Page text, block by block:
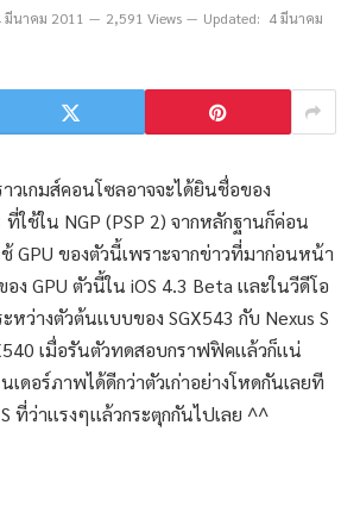
มีนาคม 2011 2,591 Views Updated: 4 มีนาคม
วเกมส์คอนโซลอาจจะได้ยินชื่อของ
ที่ใช้ใน NGP (PSP 2) จากหลักฐานก็ค่อน
ช้ GPU ของตัวนี้เพราะจากข่าวที่มาก่อนหน้า
ง GPU ตัวนี้ใน iOS 4.3 Beta เเละในวีดีโอ
หว่างตัวต้นเเบบของ SGX543 กับ Nexus S
เมื่อรันตัวทดสอบกราฟฟิคเเล้วก็เเน่
ดอร์ภาพได้ดีกว่าตัวเก่าอย่างโหดกันเลยที
ที่ว่าเเรงๆเเล้วกระตุกกันไปเลย ^^